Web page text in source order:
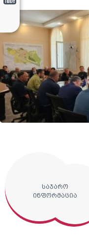
საჯარო
ინფორმაცია